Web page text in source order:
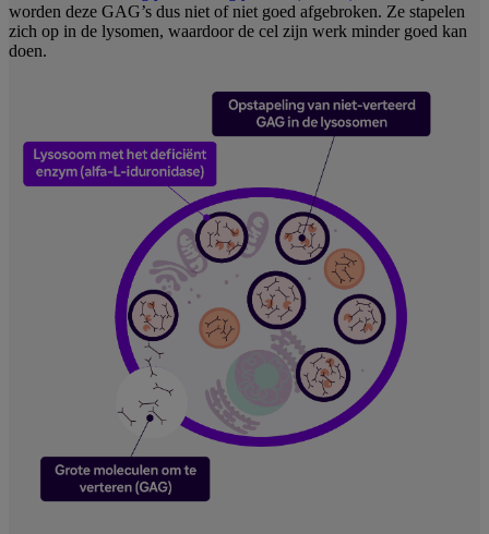
worden deze GAG’s dus niet of niet goed afgebroken. Ze stapelen
zich op in de lysomen, waardoor de cel zijn werk minder goed kan
doen.